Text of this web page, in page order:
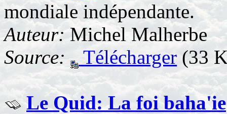
mondiale indépendante.
Auteur:Michel Malherbe
Source:
Télécharger (33
Le Quid: La foi baha'ie